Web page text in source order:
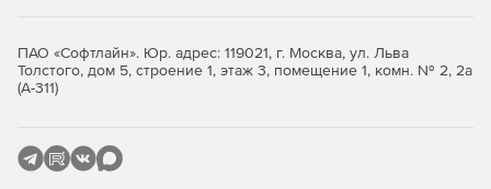
ПАО «Софтлайн». Юр. адрес: 119021, г. Москва, ул. Льва
Толстого, дом 5, строение 1, этаж 3, помещение 1, комн. № 2, 2а
(А-311)